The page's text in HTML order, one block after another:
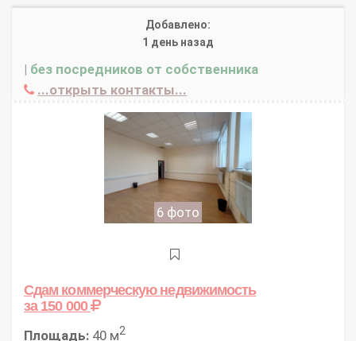
Добавлено:
1 день назад
| без посредников от собственника
...открыть контакты...
6 фото
Сдам коммерческую недвижимость
за 150 000
Площадь: 40 м2